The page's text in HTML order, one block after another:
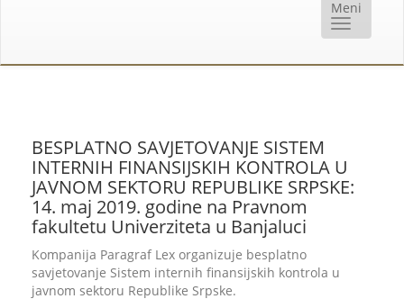
BESPLATNO SAVJETOVANJE SISTEM
INTERNIH FINANSIJSKIH KONTROLA U
JAVNOM SEKTORU REPUBLIKE SRPSKE:
14. maj 2019. godine na Pravnom
fakultetu Univerziteta u Banjaluci
Kompanija Paragraf Lex organizuje besplatno
savjetovanje Sistem internih finansijskih kontrola u
javnom sektoru Republike Srpske.